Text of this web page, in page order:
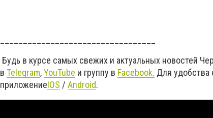
Будь в курсе самых свежих и актуальных новостей
в Telegram,YouTube и группу в Facebook. Для удобства
приложениеIOS / Android.